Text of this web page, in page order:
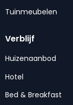
Tuinmeubelen
Verblijf
Huizenaanbod
Hotel
Bed & Breakfast